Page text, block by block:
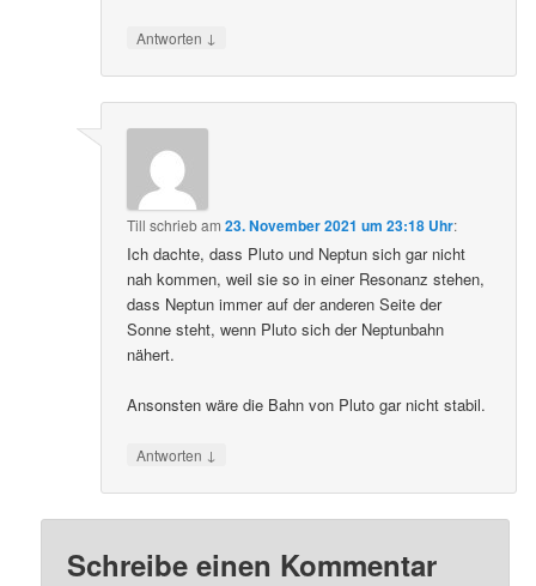
Antworten ↓
Till schriebam23. November 2021 um 23:18 Uhr:
Ich dachte, dass Pluto und Neptun sich gar nicht
nah kommen, weil sie so in einer Resonanz stehen,
dass Neptun immer auf der anderen Seite der
Sonne steht, wenn Pluto sich der Neptunbahn
nähert.
Ansonsten wäre die Bahn von Pluto gar nicht stabil.
Antworten ↓
Schreibe einen Kommentar